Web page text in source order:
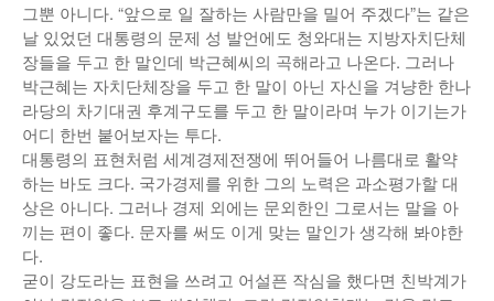
그뿐 아니다. “앞으로 일 잘하는 사람만을 밀어 주겠다”는 같은
날 있었던 대통령의 문제 성 발언에도 청와대는 지방자치단체
장들을 두고 한 말인데 박근혜씨의 곡해라고 나온다. 그러나
박근혜는 자치단체장을 두고 한 말이 아닌 자신을 겨냥한 한나
라당의 차기대권 후계구도를 두고 한 말이라며 누가 이기는가
어디 한번 붙어보자는 투다.
대통령의 표현처럼 세계경제전쟁에 뛰어들어 나름대로 활약
하는 바도 크다. 국가경제를 위한 그의 노력은 과소평가할 대
상은 아니다. 그러나 경제 외에는 문외한인 그로서는 말을 아
끼는 편이 좋다. 문자를 써도 이게 맞는 말인가 생각해 봐야한
다.
굳이 강도라는 표현을 쓰려고 어설픈 작심을 했다면 친박계가